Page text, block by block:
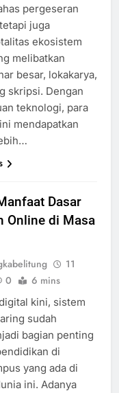
pergeseran
juga
ekosistem
melibatkan
besar, lokakarya,
skripsi. Dengan
teknologi, para
mendapatkan
Dasar
Online di Masa
11
0 6 mins
kini, sistem
sudah
bagian penting
di
yang ada di
ini. Adanya